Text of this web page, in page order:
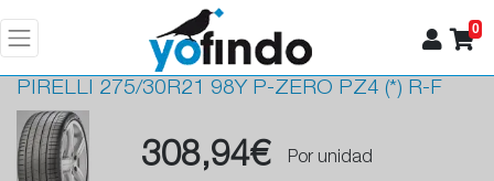
0
PIRELLI 275/30R21 98Y P-ZERO PZ4 (*) R-F
308,94€ Por unidad